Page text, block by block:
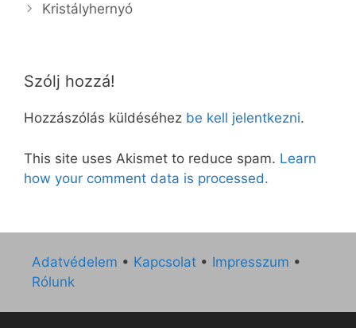
Kristályhernyó
Szólj hozzá!
Hozzászólás küldéséhez be kell jelentkezni.
This site uses Akismet to reduce spam. Learn
how your comment data is processed.
Adatvédelem • Kapcsolat • Impresszum •
Rólunk